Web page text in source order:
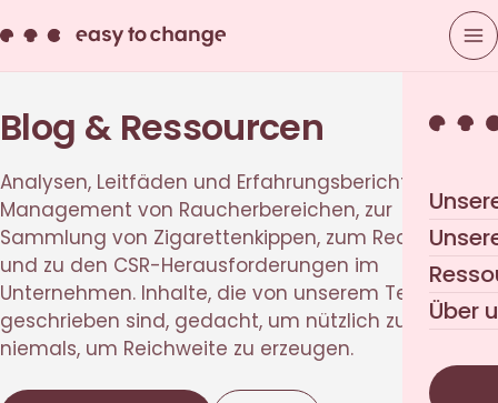
Über
Blog & Ressourcen
Analysen, Leitfäden und Erfahrungsberichte zum
Management von Raucherbereichen, zur
Sammlung von Zigarettenkippen, zum Recycling
und zu den CSR-Herausforderungen im
Unternehmen. Inhalte, die von unserem Team
geschrieben sind, gedacht, um nützlich zu sein,
niemals, um Reichweite zu erzeugen.